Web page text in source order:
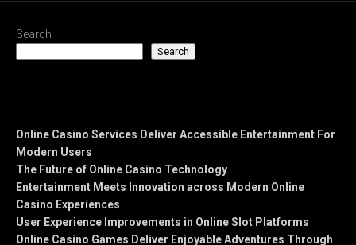
Search
Search
Online Casino Services Deliver Accessible Entertainment For
Modern Users
The Future of Online Casino Technology
Entertainment Meets Innovation across Modern Online
Casino Experiences
User Experience Improvements in Online Slot Platforms
Online Casino Games Deliver Enjoyable Adventures Through